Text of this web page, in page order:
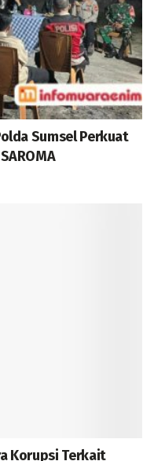
Sumsel Perkuat
Korupsi Terkait